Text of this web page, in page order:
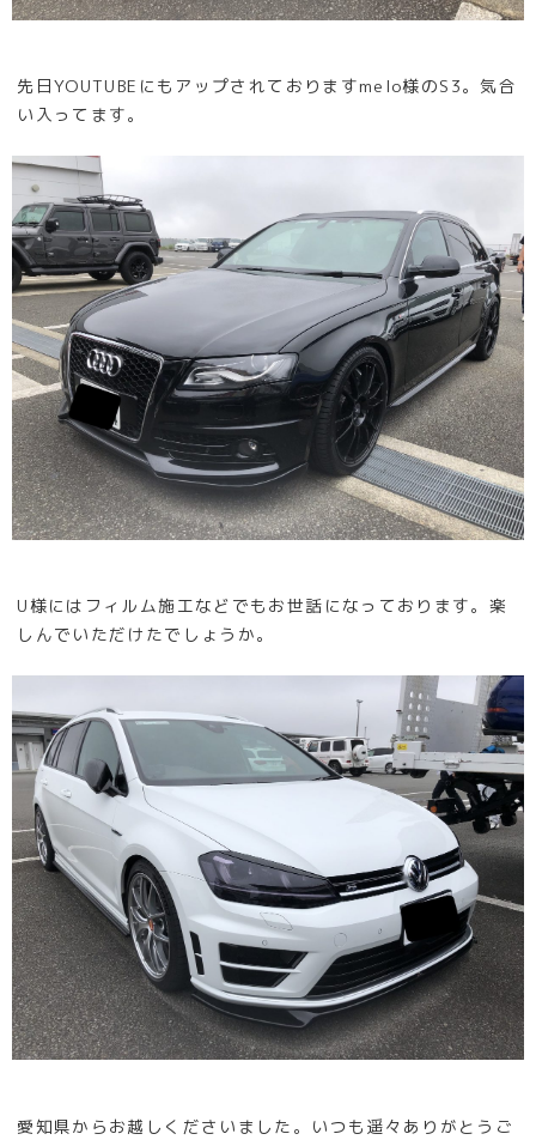
先日YOUTUBEにもアップされておりますmelo様のS3。気合
い入ってます。
U様にはフィルム施工などでもお世話になっております。楽
しんでいただけたでしょうか。
愛知県からお越しくださいました。いつも遥々ありがとうご